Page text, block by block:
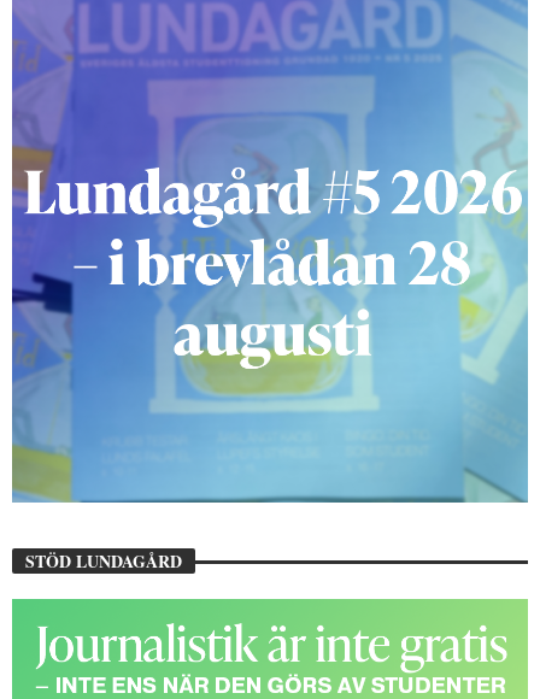
STÖD LUNDAGÅRD